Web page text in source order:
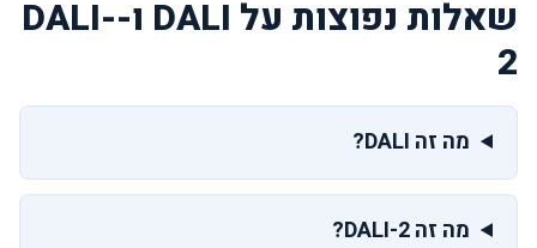
שאלות נפוצות על DALI ו-DALI-
2
מה זה DALI?
מה זה DALI-2?